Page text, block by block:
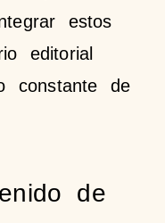
estos
editorial
constante de
de